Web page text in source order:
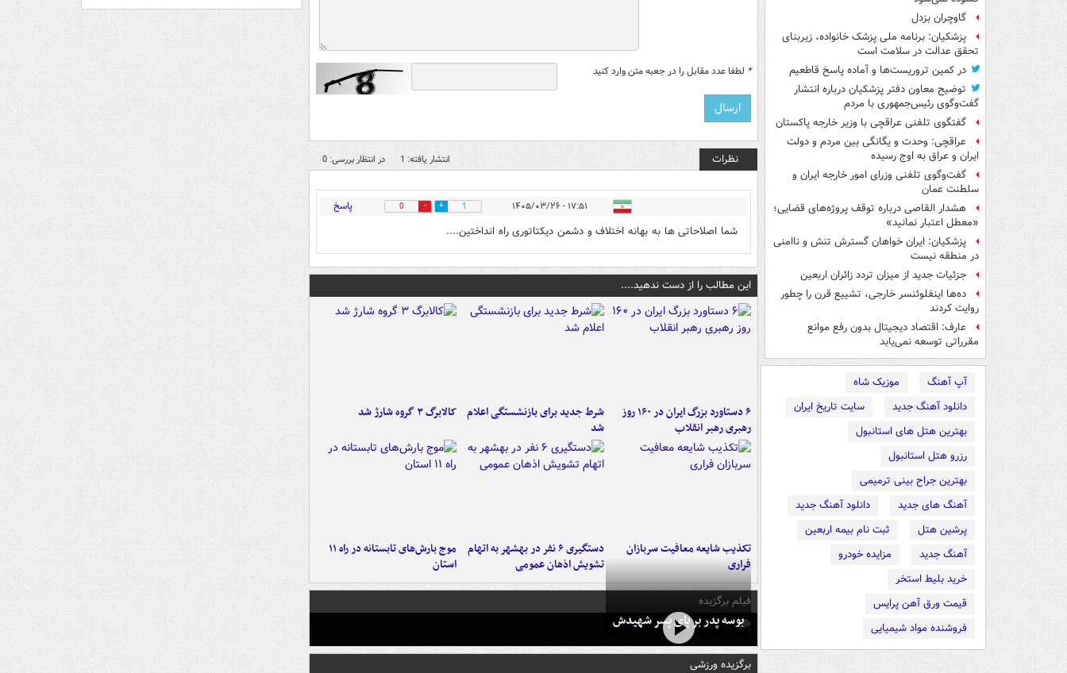
گاوچران بزدل
پزشکیان: برنامه ملی پزشک خانواده، زیربنای
تحقق عدالت در سلامت است
در کمین تروریست‌ها و آماده پاسخ قاطعیم
توضیح معاون دفتر پزشکیان درباره انتشار
گفت‌وگوی رئیس‌جمهوری با مردم
گفتگوی تلفنی عراقچی با وزیر خارجه پاکستان
عراقچی: وحدت و یگانگی بین مردم و دولت
ایران و عراق به اوج رسیده
گفت‌وگوی تلفنی وزرای امور خارجه ایران و
سلطنت عمان
هشدار القاصی درباره توقف پروژه‌های قضایی؛
«معطل اعتبار نمانید»
پزشکیان: ایران خواهان گسترش تنش و ناامنی
در منطقه نیست
جزئیات جدید از میزان تردد زائران اربعین
ده‌ها اینفلوئنسر خارجی، تشییع قرن را چطور
روایت کردند
عارف: اقتصاد دیجیتال بدون رفع موانع
مقرراتی توسعه نمی‌یابد
آپ آهنگ
موزیک شاه
دانلود آهنگ جدید
سایت تاریخ ایران
بهترین هتل های استانبول
رزرو هتل استانبول
بهترین جراح بینی ترمیمی
آهنگ های جدید
دانلود آهنگ جدید
پرشین هتل
ثبت نام بیمه اربعین
آهنگ جدید
مزایده خودرو
خرید بلیط استخر
قیمت ورق آهن پرایس
فروشنده مواد شیمیایی
* لطفا عدد مقابل را در جعبه متن وارد کنید
نظرات انتشار یافته: 1 در انتظار بررسی: 0
۱۷:۵۱ - ۱۴۰۵/۰۳/۲۶ 1
0 پاسخ
شما اصلاحاتی ها به بهانه اختلاف و دشمن دیکتاتوری راه انداختین....
این مطالب را از دست ندهید....
۶ دستاورد بزرگ ایران در ۱۶۰ روز
رهبری رهبر انقلاب
شرط جدید برای بازنشستگی اعلام
شد
کالابرگ ۳ گروه شارژ شد
تکذیب شایعه معافیت سربازان
فراری
دستگیری ۶ نفر در بهشهر به اتهام
تشویش اذهان عمومی
موج بارش‌های تابستانه در راه ۱۱
استان
فیلم برگزیده
بوسه‌ پدر بر پای پسر شهیدش
برگزیده ورزشی